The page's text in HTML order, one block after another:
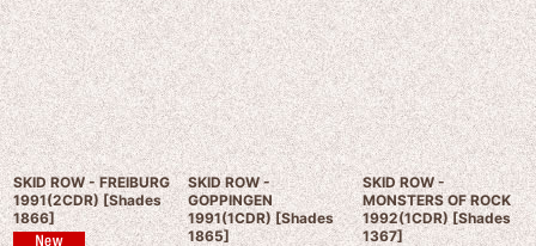
並び順:
絞り込む
SKID ROW - FREIBURG
1991(2CDR) [Shades
1866]
SKID ROW -
GOPPINGEN
1991(1CDR) [Shades
1865]
SKID ROW -
MONSTERS OF ROCK
1992(1CDR) [Shades
1367]